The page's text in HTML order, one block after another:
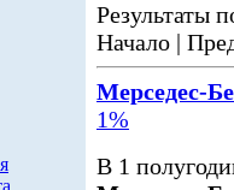
Результаты
Начало |
Мерседес-
1%
В 1